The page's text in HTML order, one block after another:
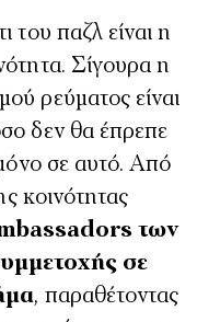
του παζλ είναι η
Σίγουρα η
ρεύματος είναι
δεν θα έπρεπε
σε αυτό. Από
κοινότητας
των
σε
, παραθέτοντας